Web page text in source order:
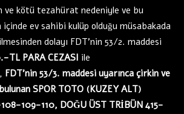
ve kötü tezahürat nedeniyle ve bu
içinde ev sahibi kulüp olduğu müsabakada
dolayı FDT’nin 53/2. maddesi
PARA CEZASI ile
FDT’nin 53/3. maddesi uyarınca çirkin ve
SPOR TOTO (KUZEY ALT)
109-110, DOĞU ÜST TRİBÜN 415-